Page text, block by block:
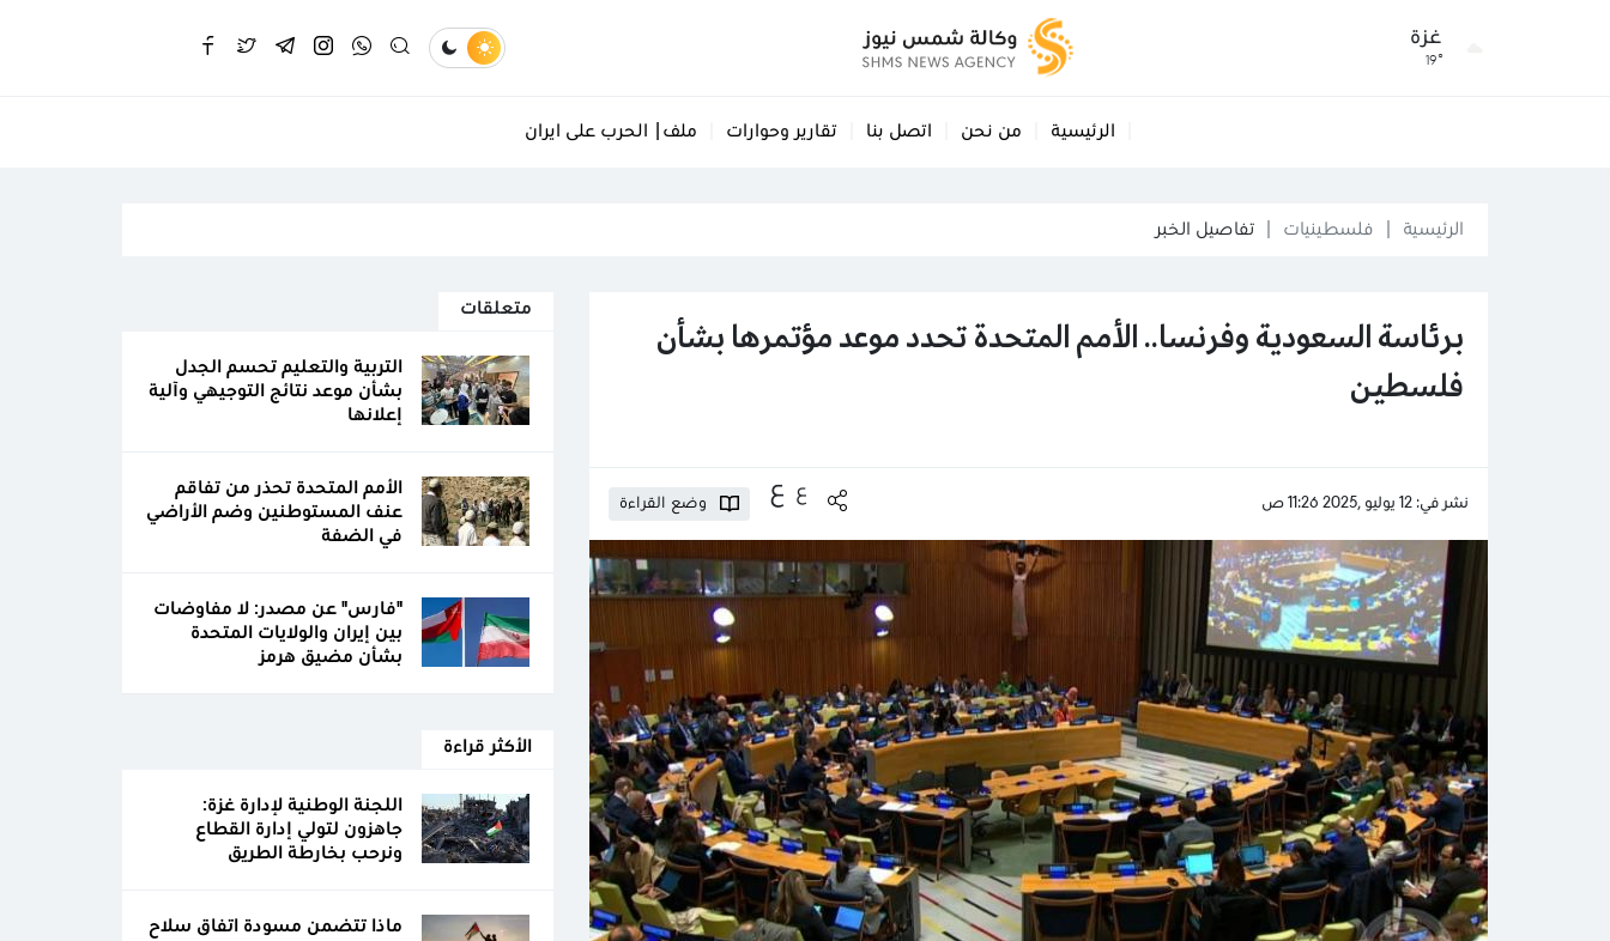
غزة
19°
الرئيسية من نحن اتصل بنا تقارير وحوارات ملف| الحرب على ايران
الرئيسية فلسطينيات تفاصيل الخبر
برئاسة السعودية وفرنسا.. الأمم المتحدة تحدد موعد مؤتمرها بشأن
فلسطين
نشر في: 12 يوليو ,2025 11:26 ص
ع ع
وضع القراءة
متعلقات
التربية والتعليم تحسم الجدل
بشأن موعد نتائج التوجيهي وآلية
إعلانها
الأمم المتحدة تحذر من تفاقم
عنف المستوطنين وضم الأراضي
في الضفة
"فارس" عن مصدر: لا مفاوضات
بين إيران والولايات المتحدة
بشأن مضيق هرمز
الأكثر قراءة
اللجنة الوطنية لإدارة غزة:
جاهزون لتولي إدارة القطاع
ونرحب بخارطة الطريق
ماذا تتضمن مسودة اتفاق سلاح